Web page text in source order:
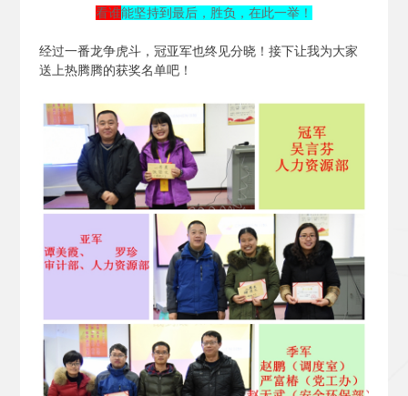
看谁能坚持到最后，胜负，在此一举！
经过一番龙争虎斗，冠亚军也终见分晓！接下让我为大家
送上热腾腾的获奖名单吧！